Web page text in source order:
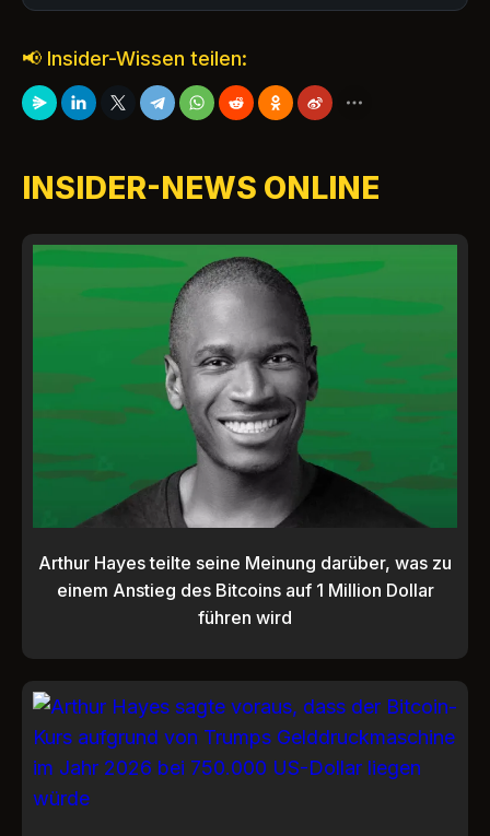
📢 Insider-Wissen teilen:
INSIDER-NEWS ONLINE
Arthur Hayes teilte seine Meinung darüber, was zu
einem Anstieg des Bitcoins auf 1 Million Dollar
führen wird